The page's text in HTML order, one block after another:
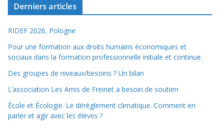
Derniers articles
RIDEF 2026, Pologne
Pour une formation aux droits humains économiques et
sociaux dans la formation professionnelle initiale et continue.
Des groupes de niveaux/besoins ? Un bilan
L’association Les Amis de Freinet a besoin de soutien
École et Écologie. Le dérèglement climatique. Comment en
parler et agir avec les élèves ?